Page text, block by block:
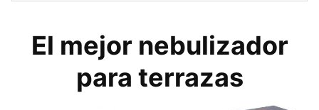
El mejor nebulizador
para terrazas